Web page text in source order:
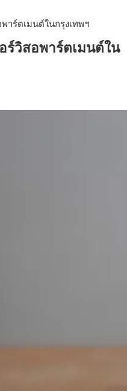
มองเฟดคงดอกเบี้ย
ร่าง พ.ร.ฎ. เปิดทาง รฟม.เดิน
ม. เชื่อมเมืองหาดใหญ่
ป่วยบัตรทอง 87% แต่ได้งบ
จัดสรรงบให้สอดคล้องภาระ
สัปดาห์นี้ซื้อขายในกรอบ
หรัฐฯ
าร์ตเมนต์ในกรุงเทพฯ
ร์วิสอพาร์ตเมนต์ใน